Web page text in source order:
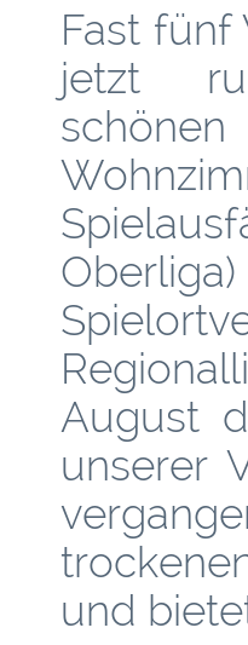
Fast fünf
jetzt
August
unserer
und